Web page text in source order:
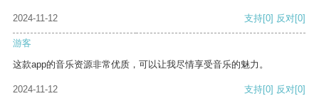
2024-11-12 支持[0] 反对[0]
游客
这款app的音乐资源非常优质，可以让我尽情享受音乐的魅力。
2024-11-12 支持[0] 反对[0]